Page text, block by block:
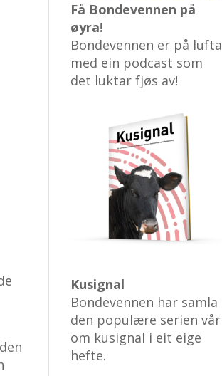
Få Bondevennen på
øyra!
Bondevennen er på lufta
med ein podcast som
det luktar fjøs av!
Kusignal
Bondevennen har samla
den populære serien vår
om kusignal i eit eige
hefte.